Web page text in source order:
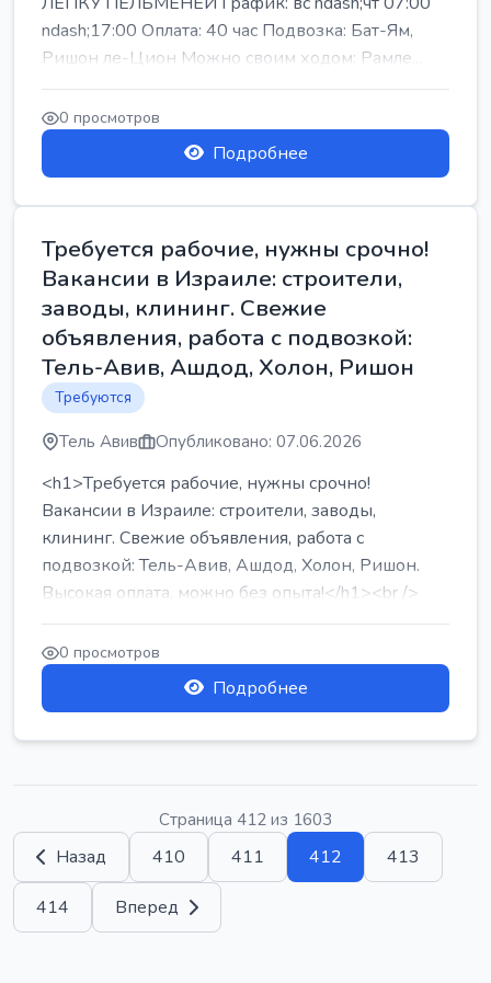
ndash;17:00 Оплата: 40 час Подвозка: Бат-Ям,
Ришон ле-Цион Можно своим ходом: Рамле...
0 просмотров
Подробнее
Требуется рабочие, нужны срочно!
Вакансии в Израиле: строители,
заводы, клининг. Свежие
объявления, работа с подвозкой:
Тель-Авив, Ашдод, Холон, Ришон
Требуются
Тель Авив Опубликовано: 07.06.2026
<h1>Требуется рабочие, нужны срочно!
Вакансии в Израиле: строители, заводы,
клининг. Свежие объявления, работа с
подвозкой: Тель-Авив, Ашдод, Холон, Ришон.
Высокая оплата, можно без опыта!</h1><br />
...
0 просмотров
Подробнее
Страница 412 из 1603
Назад 410 411 412 413
414 Вперед